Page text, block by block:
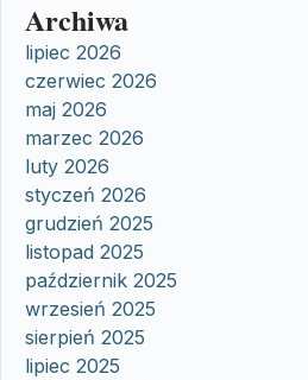
Archiwa
lipiec 2026
czerwiec 2026
maj 2026
marzec 2026
luty 2026
styczeń 2026
grudzień 2025
listopad 2025
październik 2025
wrzesień 2025
sierpień 2025
lipiec 2025